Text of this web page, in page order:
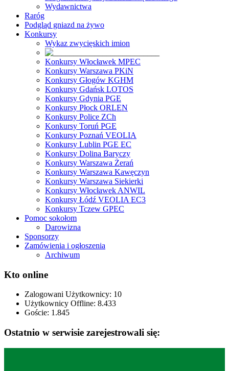
Wydawnictwa
Raróg
Podgląd gniazd na żywo
Konkursy
Wykaz zwycięskich imion
Konkursy Włocławek MPEC
Konkursy Warszawa PKiN
Konkursy Głogów KGHM
Konkursy Gdańsk LOTOS
Konkursy Gdynia PGE
Konkursy Płock ORLEN
Konkursy Police ZCh
Konkursy Toruń PGE
Konkursy Poznań VEOLIA
Konkursy Lublin PGE EC
Konkursy Dolina Baryczy
Konkursy Warszawa Żerań
Konkursy Warszawa Kawęczyn
Konkursy Warszawa Siekierki
Konkursy Włocławek ANWIL
Konkursy Łódź VEOLIA EC3
Konkursy Tczew GPEC
Pomoc sokołom
Darowizna
Sponsorzy
Zamówienia i ogłoszenia
Archiwum
Kto online
Zalogowani Użytkownicy: 10
Użytkownicy Offline: 8.433
Goście: 1.845
Ostatnio w serwisie zarejestrowali się: